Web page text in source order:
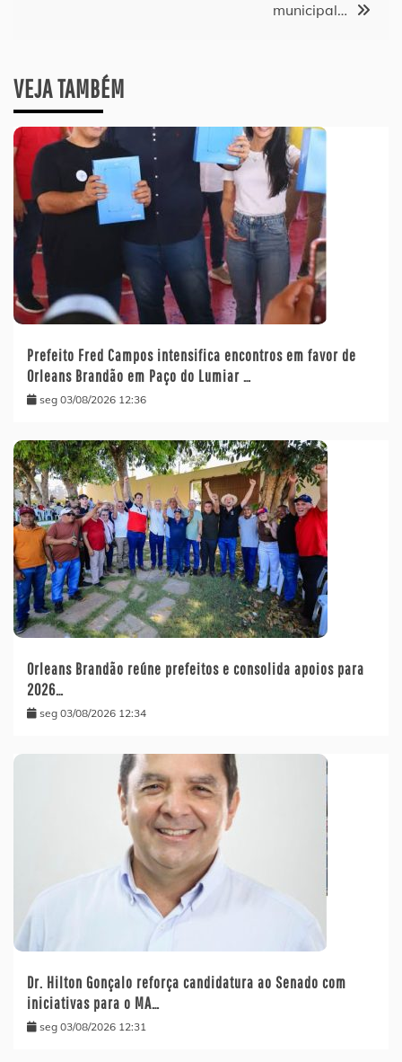
municipal…
VEJA TAMBÉM
Prefeito Fred Campos intensifica encontros em favor de
Orleans Brandão em Paço do Lumiar …
seg 03/08/2026 12:36
Orleans Brandão reúne prefeitos e consolida apoios para
2026…
seg 03/08/2026 12:34
Dr. Hilton Gonçalo reforça candidatura ao Senado com
iniciativas para o MA…
seg 03/08/2026 12:31